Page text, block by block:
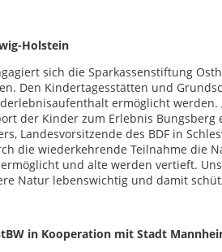
Holstein
sich die Sparkassenstiftung
Den Kindertagesstätten und
ermöglicht
der Kinder zum Erlebnis
Landesvorsitzende des BDF in
die wiederkehrende Teilnahme die
und alte werden vertieft.
Natur lebenswichtig und damit
in Kooperation mit Stadt